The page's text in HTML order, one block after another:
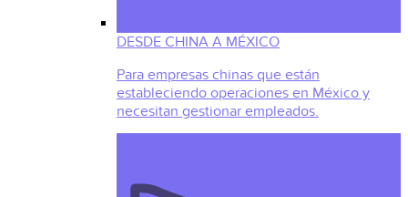
DESDE CHINA A MÉXICO
Para empresas chinas que están
estableciendo operaciones en México y
necesitan gestionar empleados.